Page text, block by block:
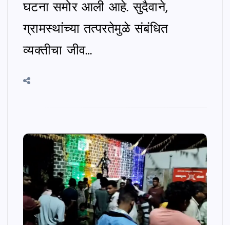
घटना समोर आली आहे. सुदैवाने,
ग्रामस्थांच्या तत्परतेमुळे संबंधित
व्यक्तीचा जीव…